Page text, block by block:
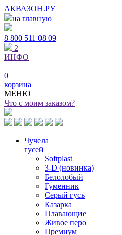
АКВАЗОН.РУ
на главную
8 800 511 08 09
2
ИНФО
0
корзина
МЕНЮ
Что с моим заказом?
Чучела
гусей
Softplast
3-D (новинка)
Белолобый
Гуменник
Серый гусь
Казарка
Плавающие
Живое перо
Премиум